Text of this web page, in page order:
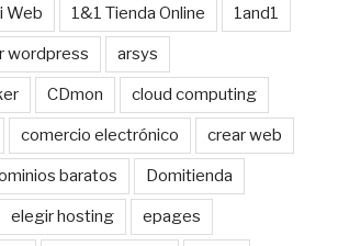
Web 1&1 Tienda Online 1and1
wordpress arsys
CDmon cloud computing
comercio electrónico crear web
baratos Domitienda
elegir hosting epages